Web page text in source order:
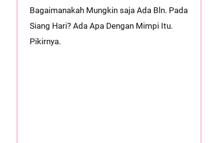
Bagaimanakah Mungkin saja Ada Bln. Pada
Siang Hari? Ada Apa Dengan Mimpi Itu.
Pikirnya.